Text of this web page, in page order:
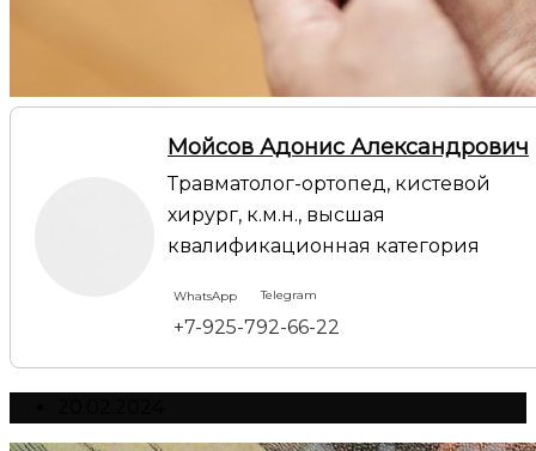
Мойсов Адонис Александрович
Травматолог-ортопед, кистевой
хирург, к.м.н., высшая
квалификационная категория
WhatsApp Telegram
+7-925-792-66-22